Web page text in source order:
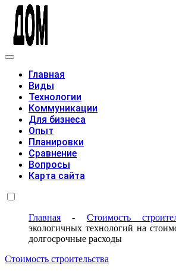
Главная
Виды
Технологии
Коммуникации
Для бизнеса
Опыт
Планировки
Сравнение
Вопросы
Карта сайта
Главная - Стоимость
экологичных технологий на
долгосрочные расходы
Стоимость строительства